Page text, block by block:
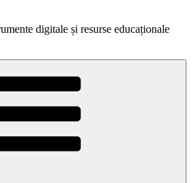
digitale și resurse educaționale